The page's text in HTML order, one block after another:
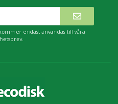
endast användas till våra